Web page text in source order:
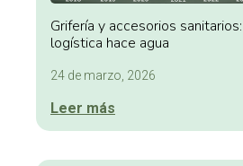
Grifería y accesorios
logística hace agua
24 de marzo, 2026
Leer más